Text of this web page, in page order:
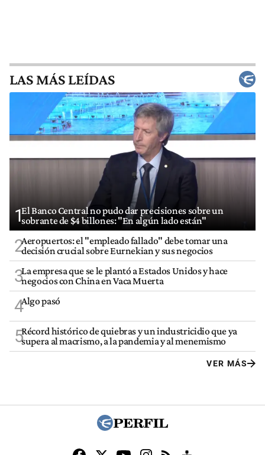
LAS MÁS LEÍDAS
1El Banco Central no pudo dar precisiones sobre un
sobrante de $4 billones: "En algún lado están"
2Aeropuertos: el "empleado fallado" debe tomar una
decisión crucial sobre Eurnekian y sus negocios
3La empresa que se le plantó a Estados Unidos y hace
negocios con China en Vaca Muerta
4Algo pasó
5Récord histórico de quiebras y un industricidio que ya
supera al macrismo, a la pandemia y al menemismo
VER MÁS